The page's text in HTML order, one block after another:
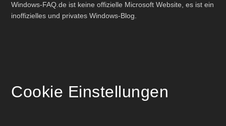
Windows-FAQ.de ist keine offizielle Microsoft Website, es ist ein
inoffizielles und privates Windows-Blog.
Cookie Einstellungen